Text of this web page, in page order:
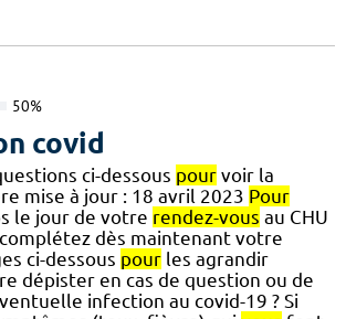
50%
covid
ci-dessous pour voir la
mise à jour : 18 avril 2023 Pour
le jour de votre rendez-vous au CHU
dès maintenant votre
ci-dessous pour les agrandir
dépister en cas de question ou de
infection au covid-19 ? Si